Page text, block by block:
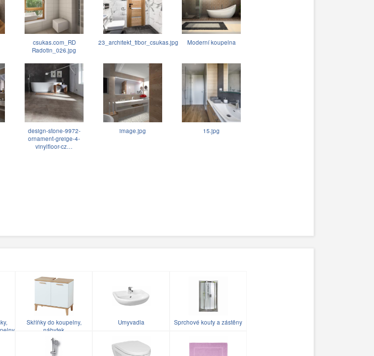
csukas.com_RD
Radotin_026.jpg
23_architekt_tibor_csukas.jpg Moderní koupelna
design-stone-9972-
ornament-greige-4-
vinylfloor-cz…
image.jpg 15.jpg
Skříňky do koupelny,
nábytek
Umyvadla Sprchové kouty a zástěny